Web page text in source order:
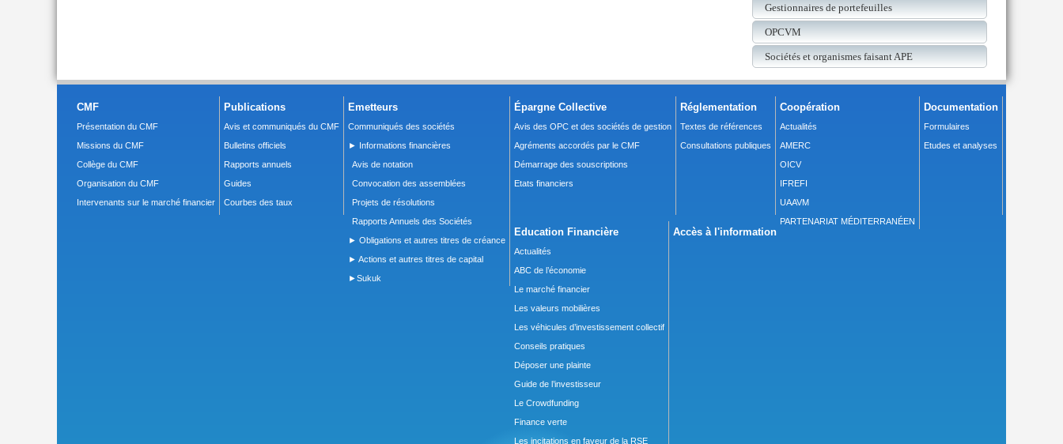
Gestionnaires de portefeuilles
OPCVM
Sociétés et organismes faisant APE
CMF
Présentation du CMF
Missions du CMF
Collège du CMF
Organisation du CMF
Intervenants sur le marché financier
Publications
Avis et communiqués du CMF
Bulletins officiels
Rapports annuels
Guides
Courbes des taux
Emetteurs
Communiqués des sociétés
► Informations financières
Avis de notation
Convocation des assemblées
Projets de résolutions
Rapports Annuels des Sociétés
► Obligations et autres titres de créance
► Actions et autres titres de capital
►Sukuk
Épargne Collective
Avis des OPC et des sociétés de gestion
Agréments accordés par le CMF
Démarrage des souscriptions
Etats financiers
Réglementation
Textes de références
Consultations publiques
Coopération
Actualités
AMERC
OICV
IFREFI
UAAVM
PARTENARIAT MÉDITERRANÉEN
Documentation
Formulaires
Etudes et analyses
Education Financière
Actualités
ABC de l’économie
Le marché financier
Les valeurs mobilières
Les véhicules d’investissement collectif
Conseils pratiques
Déposer une plainte
Guide de l’investisseur
Le Crowdfunding
Finance verte
Les incitations en faveur de la RSE
Accès à l'information